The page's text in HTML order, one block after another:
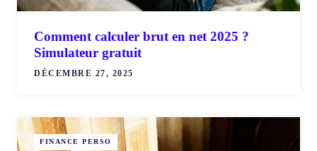
Comment calculer brut en net 2025 ?
Simulateur gratuit
DÉCEMBRE 27, 2025
FINANCE PERSO